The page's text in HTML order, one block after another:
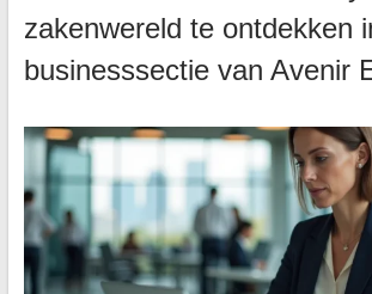
zakenwereld te ontdekken
businesssectie van Avenir